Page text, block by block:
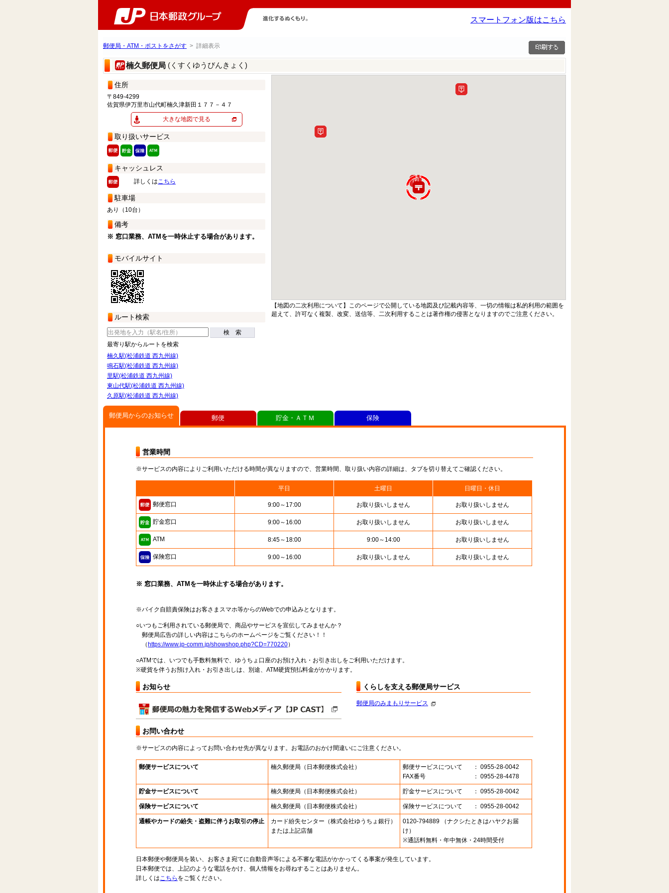
スマートフォン版はこちら
郵便局・ATM・ポストをさがす > 詳細表示
楠久郵便局 (くすくゆうびんきょく)
住所
〒849-4299
佐賀県伊万里市山代町楠久津新田１７７－４７
大きな地図で見る
取り扱いサービス
キャッシュレス
詳しくはこちら
駐車場
あり（10台）
備考
※ 窓口業務、ATMを一時休止する場合があります。
モバイルサイト
ルート検索
検 索
最寄り駅からルートを検索
楠久駅(松浦鉄道 西九州線)
鳴石駅(松浦鉄道 西九州線)
里駅(松浦鉄道 西九州線)
東山代駅(松浦鉄道 西九州線)
久原駅(松浦鉄道 西九州線)
【地図の二次利用について】このページで公開している地図及び記載内容等、一切の情報は私的利用の範囲を
超えて、許可なく複製、改変、送信等、二次利用することは著作権の侵害となりますのでご注意ください。
郵便局からのお知らせ
営業時間
※サービスの内容によりご利用いただける時間が異なりますので、営業時間、取り扱い内容の詳細は、タブを切り替えてご確認ください。
平日 土曜日 日曜日・休日
郵便窓口 9:00～17:00 お取り扱いしません お取り扱いしません
貯金窓口 9:00～16:00 お取り扱いしません お取り扱いしません
ATM 8:45～18:00 9:00～14:00 お取り扱いしません
保険窓口 9:00～16:00 お取り扱いしません お取り扱いしません
※ 窓口業務、ATMを一時休止する場合があります。
※バイク自賠責保険はお客さまスマホ等からのWebでの申込みとなります。
○いつもご利用されている郵便局で、商品やサービスを宣伝してみませんか？
郵便局広告の詳しい内容はこちらのホームページをご覧ください！！
（ https://www.jp-comm.jp/showshop.php?CD=770220）
○ATMでは、いつでも手数料無料で、ゆうちょ口座のお預け入れ・お引き出しをご利用いただけます。
※硬貨を伴うお預け入れ・お引き出しは、別途、ATM硬貨預払料金がかかります。
お知らせ くらしを支える郵便局サービス
郵便局のみまもりサービス
お問い合わせ
※サービスの内容によってお問い合わせ先が異なります。お電話のおかけ間違いにご注意ください。
郵便サービスについて 楠久郵便局 （日本郵便株式会社） 郵便サービスについて
： 0955-28-0042
FAX番号
： 0955-28-4478
貯金サービスについて 楠久郵便局 （日本郵便株式会社） 貯金サービスについて ： 0955-28-0042
保険サービスについて 楠久郵便局 （日本郵便株式会社） 保険サービスについて ： 0955-28-0042
通帳やカードの紛失・盗難に伴うお取引の停止 カード紛失センター （株式会社ゆうちょ銀行）
または上記店舗
0120-794889 （ナクシたときはハヤクお届
け）
※通話料無料・年中無休・24時間受付
日本郵便や郵便局を装い、お客さま宛てに自動音声等による不審な電話がかかってくる事案が発生しています。
日本郵便では、上記のような電話をかけ、個人情報をお尋ねすることはありません。
詳しくはこちら をご覧ください。
郵便 貯金・ＡＴＭ 保険